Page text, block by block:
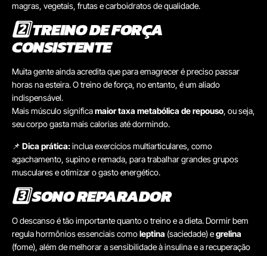
magras, vegetais, frutas e carboidratos de qualidade.
2️⃣ TREINO DE FORÇA
CONSISTENTE
Muita gente ainda acredita que para emagrecer é preciso passar
horas na esteira. O treino de força, no entanto, é um aliado
indispensável.
Mais músculo significamaior taxa metabólica de repouso, ou seja,
seu corpo gasta mais calorias até dormindo.
📌 Dica prática:inclua exercícios multiarticulares, como
agachamento, supino e remada, para trabalhar grandes grupos
musculares e otimizar o gasto energético.
3️⃣ SONO REPARADOR
O descanso é tão importante quanto o treino e a dieta. Dormir bem
regula hormônios essenciais comoleptina (saciedade) egrelina
(fome), além de melhorar a sensibilidade à insulina e a recuperação